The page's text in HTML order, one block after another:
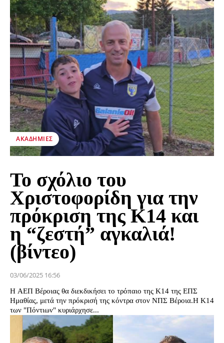
ΑΚΑΔΗΜΊΕΣ
Το σχόλιο του
Χριστοφορίδη για την
πρόκριση της Κ14 και
η “ζεστή” αγκαλιά!
(βίντεο)
03/06/2025 16:56
Η ΑΕΠ Βέροιας θα διεκδικήσει το τρόπαιο της Κ14 της ΕΠΣ
Ημαθίας, μετά την πρόκρισή της κόντρα στον ΝΠΣ Βέροια.Η Κ14
των "Πόντιων" κυριάρχησε...